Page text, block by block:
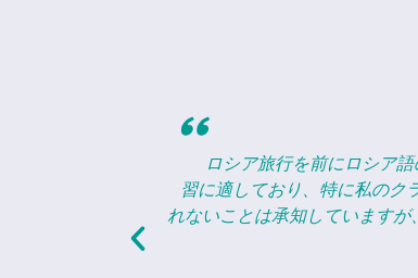
"CR Languagesは新しい
を見せています。 ロシア語
を楽しみにし、宿題も喜んで
なコミュニティ